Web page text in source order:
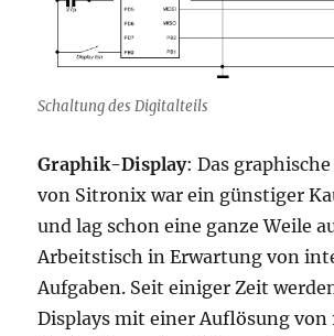
Schaltung des Digitalteils
Graphik-Display: Das
von Sitronix war ein günstiger
und lag schon eine ganze Weile
Arbeitstisch in Erwartung von
Aufgaben. Seit einiger Zeit
Displays mit einer Auflösung von